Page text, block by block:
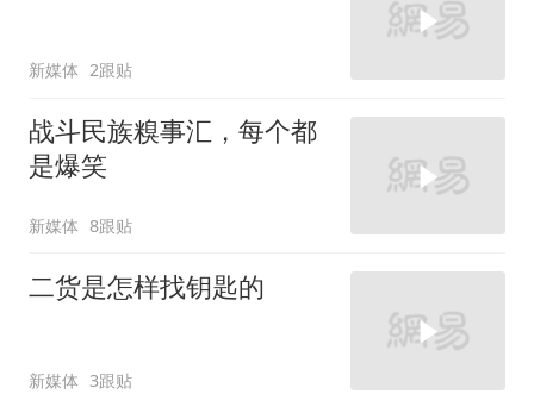
新媒体 2跟贴
战斗民族糗事汇，每个都
是爆笑
新媒体 8跟贴
二货是怎样找钥匙的
新媒体 3跟贴